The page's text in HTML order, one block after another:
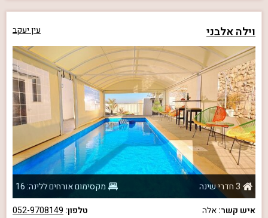
וילה אלבני עין יעקב
3 חדרי שינה
מקסימום אורחים ללינה: 16
איש קשר:אלה טלפון: 052-9708149